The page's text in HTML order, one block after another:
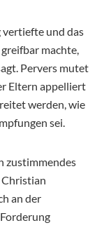
vertiefte und das
machte,
Pervers mutet
Eltern appelliert
werden, wie
sei.
zustimmendes
an der